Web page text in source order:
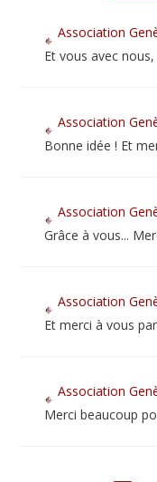
Association
Et vous avec
Association
Bonne idée ! Et
Association
Grâce à vous...
Association
Et merci à vous
Association
Merci beaucoup